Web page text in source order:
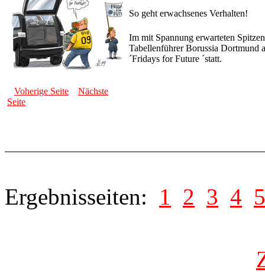
So geht erwachsenes Verhalten!
Im mit Spannung erwarteten
Tabellenführer Borussia Dortmund
´Fridays for Future ´statt.
Voherige Seite
Nächste
Seite
Ergebnisseiten: 1 2 3 4 5